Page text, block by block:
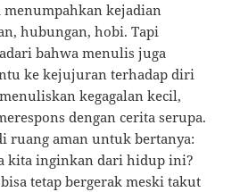
menumpahkan kejadian
hubungan, hobi. Tapi
bahwa menulis juga
ke kejujuran terhadap diri
kegagalan kecil,
dengan cerita serupa.
ruang aman untuk bertanya:
kita inginkan dari hidup ini?
tetap bergerak meski takut